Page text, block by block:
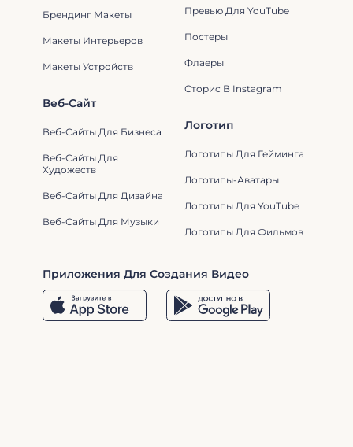
Брендинг Макеты
Макеты Интерьеров
Макеты Устройств
Превью Для YouTube
Постеры
Флаеры
Сторис В Instagram
Логотип
Логотипы Для Гейминга
Логотипы-Аватары
Логотипы Для YouTube
Логотипы Для Фильмов
Приложения Для Создания Видео
Веб-Сайт
Веб-Сайты Для Бизнеса
Веб-Сайты Для
Художеств
Веб-Сайты Для Дизайна
Веб-Сайты Для Музыки